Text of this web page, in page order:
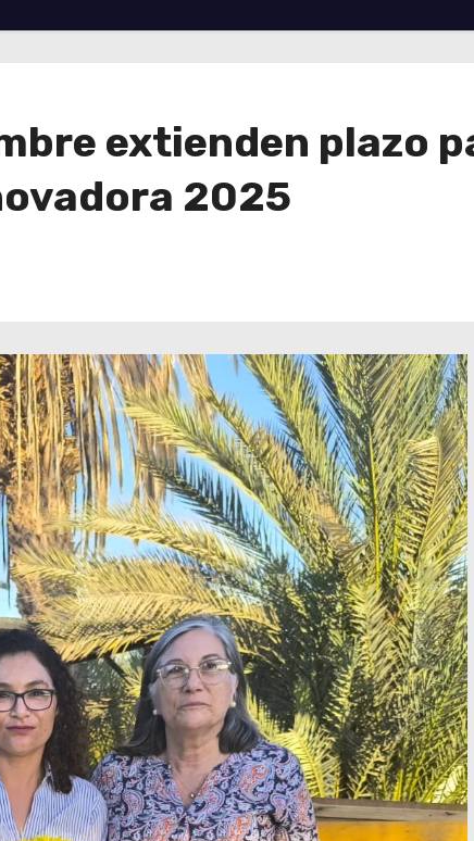
extienden plazo
2025